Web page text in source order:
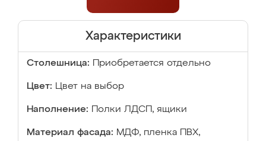
Характеристики
Столешница: Приобретается отдельно
Цвет: Цвет на выбор
Наполнение: Полки ЛДСП, ящики
Материал фасада: МДФ, пленка ПВХ,